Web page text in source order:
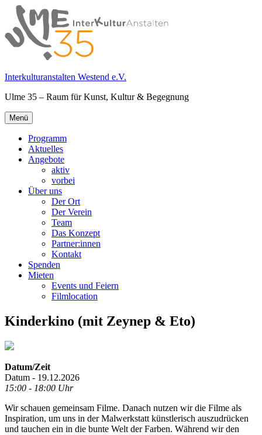
Springe
zum
Inhalt
Interkulturanstalten Westend e.V.
Ulme 35 – Raum für Kunst, Kultur & Begegnung
Primäres
Menü
Menü
Programm
Aktuelles
Angebote
aktiv
vorbei
Über uns
Der Ort
Der Verein
Team
Das Konzept
Partner:innen
Kontakt
Spenden
Mieten
Events und Feiern
Filmlocation
Kinderkino (mit Zeynep & Eto)
Datum/Zeit
Datum - 19.12.2026
15:00 - 18:00 Uhr
Wir schauen gemeinsam Filme. Danach nutzen wir die Filme als
Inspiration, um uns in der Malwerkstatt künstlerisch auszudrücken
und tauchen ein in die bunte Welt der Farben. Während wir den